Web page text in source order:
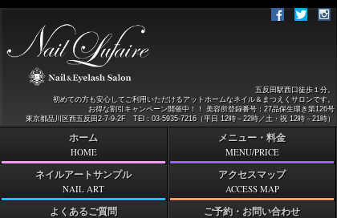
五反田駅西口徒歩１分。
初めての方も安心してご利用いただけるアットホームなネイル＆まつえくサロンです。
お得な割引キャンペーン開催中！！ 美容所登録番号：27品保生環き第126号
東京都品川区西五反田2-7-9-2F TEl：03-5935-7216（平日 12時－22時／土・祝 12時－21時）
ホーム
HOME
メニュー・料金
MENU/PRICE
ネイルアートサンプル
NAIL ART
アクセスマップ
ACCESS MAP
よくあるご質問 ご予約・お問い合わせ